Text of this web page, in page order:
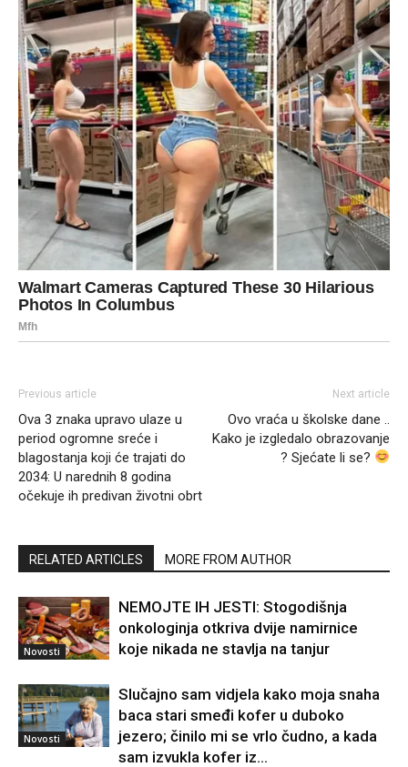
Previous article
Ova 3 znaka upravo ulaze u
period ogromne sreće i
blagostanja koji će trajati do
2034: U narednih 8 godina
očekuje ih predivan životni obrt
Next article
Ovo vraća u školske dane ..
Kako je izgledalo obrazovanje
? Sjećate li se?
RELATED ARTICLES MORE FROM AUTHOR
Novosti
NEMOJTE IH JESTI: Stogodišnja
onkologinja otkriva dvije namirnice
koje nikada ne stavlja na tanjur
Novosti
Slučajno sam vidjela kako moja snaha
baca stari smeđi kofer u duboko
jezero; činilo mi se vrlo čudno, a kada
sam izvukla kofer iz...